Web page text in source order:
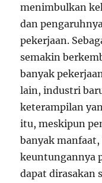
menimbulkan
dan
pekerjaan.
semakin
banyak
lain, industri
keterampilan
itu, meskipun
banyak
keuntungannya
dapat dirasakan